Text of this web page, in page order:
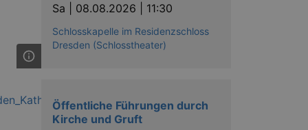
Sa | 08.08.2026 | 11:30
Schlosskapelle im Residenzschloss
Dresden (Schlosstheater)
Öffentliche Führungen durch
Kirche und Gruft
Analytics - which is a
used analytics service. This
a randomly
in each page request
and campaign data for the
after 2 years, although